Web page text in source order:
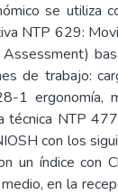
se utiliza
NTP 629:
de trabajo:
1 ergonomía,
NTP
con los
un índice con
en la